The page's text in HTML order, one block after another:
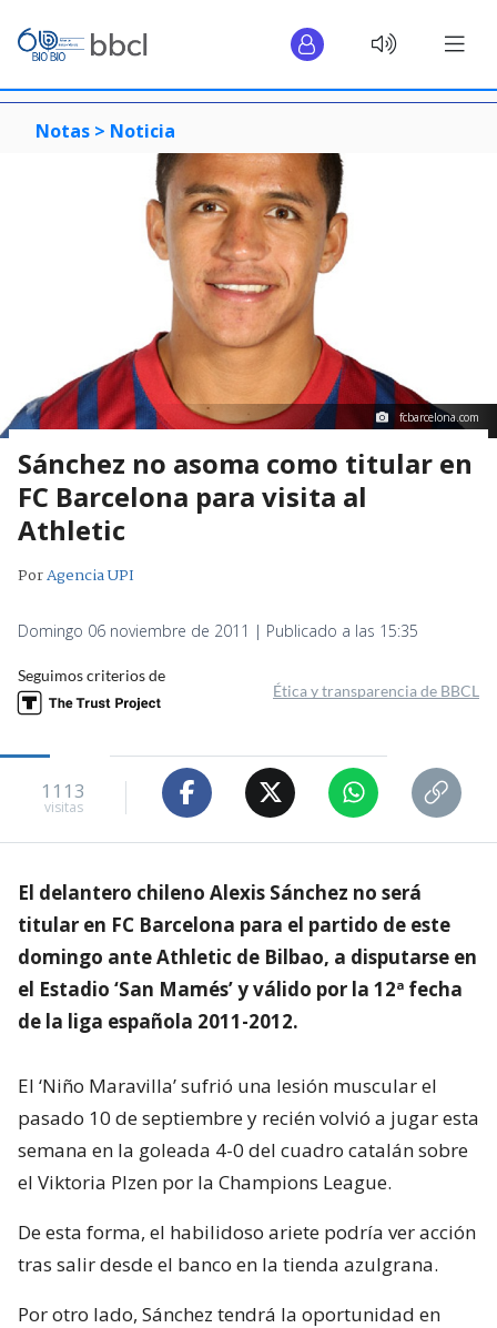
Notas > Noticia
fcbarcelona.com
Sánchez no asoma como titular en
FC Barcelona para visita al
Athletic
PorAgencia UPI
Domingo 06 noviembre de 2011 | Publicado a las 15:35
Seguimos criterios de
Ética y transparencia de BBCL
1113
visitas
El delantero chileno Alexis Sánchez no será
titular en FC Barcelona para el partido de este
domingo ante Athletic de Bilbao, a disputarse en
el Estadio ‘San Mamés’ y válido por la 12ª fecha
de la liga española 2011-2012.
El ‘Niño Maravilla’ sufrió una lesión muscular el
pasado 10 de septiembre y recién volvió a jugar esta
semana en la goleada 4-0 del cuadro catalán sobre
el Viktoria Plzen por la Champions League.
De esta forma, el habilidoso ariete podría ver acción
tras salir desde el banco en la tienda azulgrana.
Por otro lado, Sánchez tendrá la oportunidad en